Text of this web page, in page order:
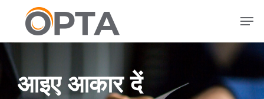
सामग्री
जाएं
मेनू
आइए आकार दें